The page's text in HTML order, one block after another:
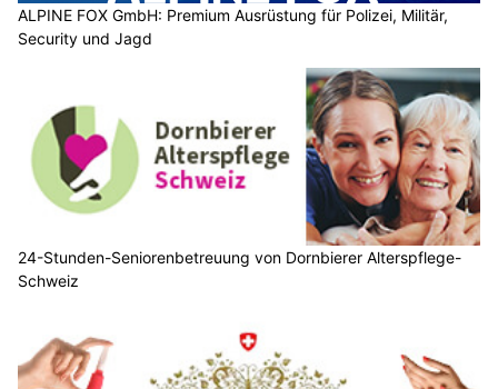
ALPINE FOX GmbH: Premium Ausrüstung für Polizei, Militär,
Security und Jagd
24-Stunden-Seniorenbetreuung von Dornbierer Alterspflege-
Schweiz